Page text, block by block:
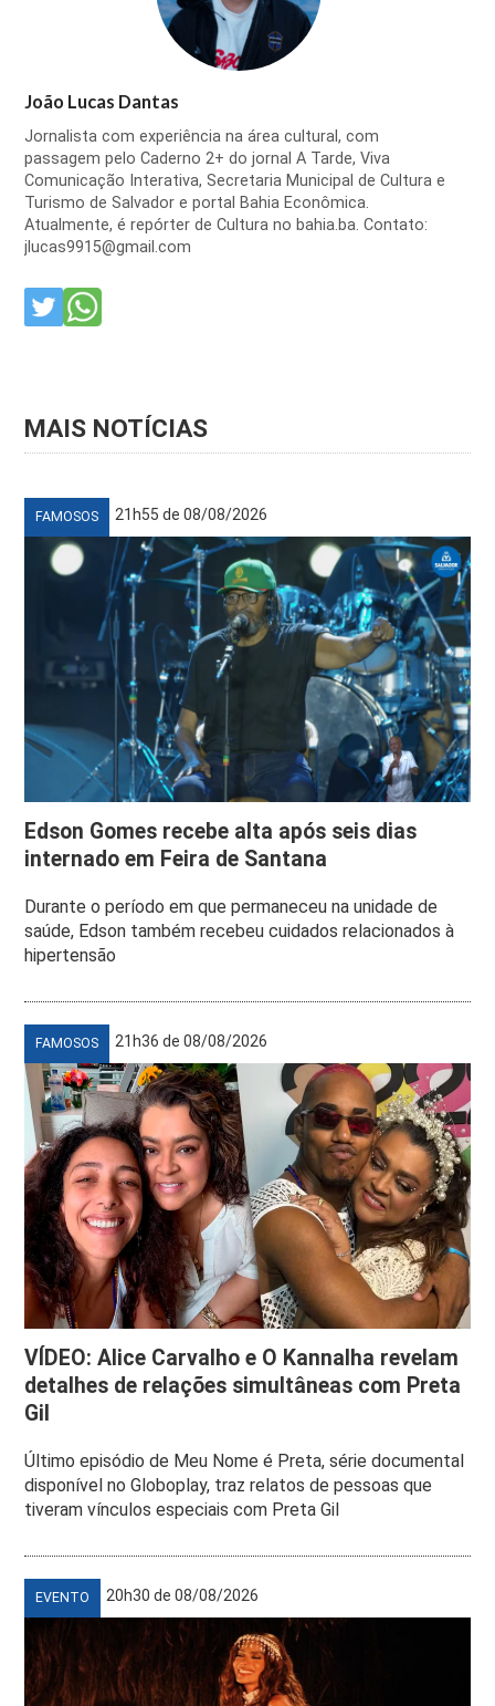
João Lucas Dantas
Jornalista com experiência na área cultural, com
passagem pelo Caderno 2+ do jornal A Tarde, Viva
Comunicação Interativa, Secretaria Municipal de Cultura e
Turismo de Salvador e portal Bahia Econômica.
Atualmente, é repórter de Cultura no bahia.ba. Contato:
jlucas9915@gmail.com
MAIS NOTÍCIAS
FAMOSOS 21h55 de 08/08/2026
Edson Gomes recebe alta após seis dias
internado em Feira de Santana
Durante o período em que permaneceu na unidade de
saúde, Edson também recebeu cuidados relacionados à
hipertensão
FAMOSOS 21h36 de 08/08/2026
VÍDEO: Alice Carvalho e O Kannalha revelam
detalhes de relações simultâneas com Preta
Gil
Último episódio de Meu Nome é Preta, série documental
disponível no Globoplay, traz relatos de pessoas que
tiveram vínculos especiais com Preta Gil
EVENTO 20h30 de 08/08/2026